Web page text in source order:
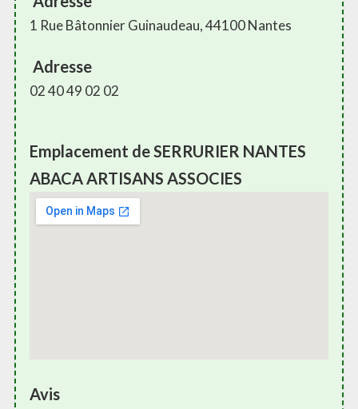
1 Rue Bâtonnier Guinaudeau, 44100 Nantes
Adresse
02 40 49 02 02
Emplacement de SERRURIER NANTES
ABACA ARTISANS ASSOCIES
Avis